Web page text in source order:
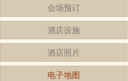
会场预订
酒店设施
酒店照片
电子地图